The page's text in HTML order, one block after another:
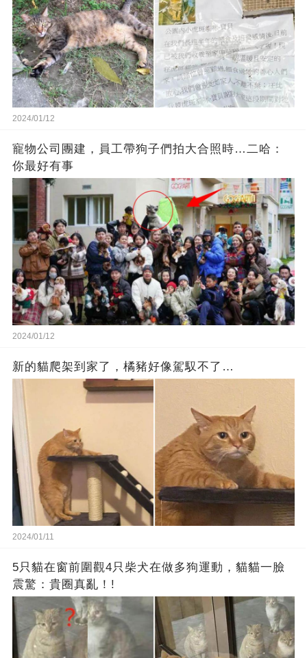
2024/01/12
寵物公司團建，員工帶狗子們拍大合照時…二哈：
你最好有事
2024/01/12
新的貓爬架到家了，橘豬好像駕馭不了…
2024/01/11
5只貓在窗前圍觀4只柴犬在做多狗運動，貓貓一臉
震驚：貴圈真亂！!